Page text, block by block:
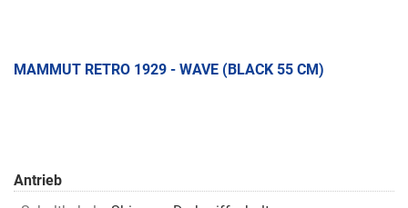
MAMMUT RETRO 1929 - WAVE (BLACK 55 CM)
Antrieb